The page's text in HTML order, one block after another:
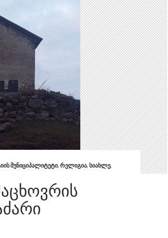
ᲛᲣᲜᲘᲪᲘᲞᲐᲚᲘᲢᲔᲢᲘ, ᲠᲔᲚᲘᲒᲘᲐ, ᲡᲘᲐᲮᲚᲔ,